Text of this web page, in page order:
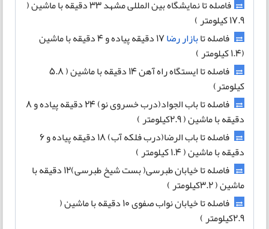
فاصله تا نمایشگاه بین المللی مشهد 33 دقیقه با ماشین (
17.9 کیلومتر )
فاصله تابازار رضا 17 دقیقه پیاده و 4 دقیقه با ماشین
(1.4 کیلومتر )
فاصله تا ایستگاه راه آهن 14 دقیقه با ماشین ( 5.8
کیلومتر)
فاصله تا باب الجواد(درب خسروی نو) 24 دقیقه پیاده و 8
دقیقه با ماشین ( 2.9کیلومتر )
فاصله تا باب الرضا(درب فلکه آب) 18 دقیقه پیاده و 6
دقیقه با ماشین ( 1.4 کیلومتر )
فاصله تا خیابان طبرسی( بست شیخ طبرسی)12 دقیقه با
ماشین ( 3.2کیلومتر )
فاصله تا خیابان نواب صفوی 10 دقیقه با ماشین (
2.9کیلومتر )‬‬‬‬‬‬‬‬‬‬